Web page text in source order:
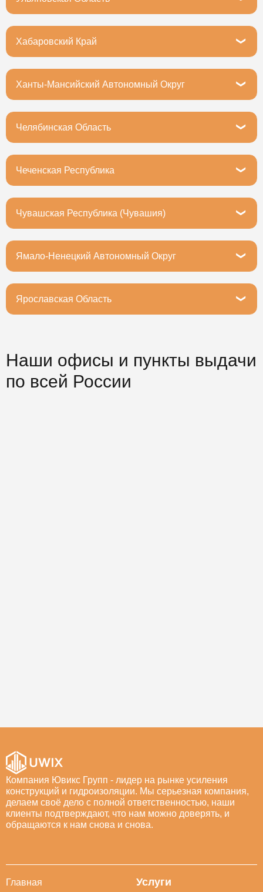
Ульяновск, Локомотивная улица, 10
Хабаровский Край
Хабаровск, улица Калинина, 38
Ханты-Мансийский Автономный Округ
Ханты-Мансийск, Промышленная улица, 12
Челябинская Область
Челябинск, Комсомольский проспект, 10
Чеченская Республика
Грозный, улица 8 Марта, 1А
Чувашская Республика (Чувашия)
Чебоксары, улица Ленинского Комсомола, 23к3
Ямало-Ненецкий Автономный Округ
Ямало-Ненецкий автономный округ, Салехард,
улица Геологов, 26А
Ярославская Область
Наши офисы и пункты выдачи
по всей России
Компания Ювикс Групп - лидер на рынке усиления
конструкций и гидроизоляции. Мы серьезная компания,
делаем своё дело с полной ответственностью, наши
клиенты подтверждают, что нам можно доверять, и
обращаются к нам снова и снова.
Главная
Услуги